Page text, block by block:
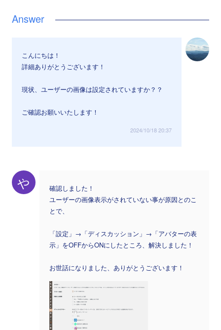
こんにちは！
詳細ありがとうございます！
現状、ユーザーの画像は設定されていますか？？
ご確認お願いいたします！
2024/10/18 20:37
や
確認しました！
ユーザーの画像表示がされていない事が原因とのこ
とで、
「設定」→「ディスカッション」→「アバターの表
示」をOFFからONにしたところ、解決しました！
お世話になりました、ありがとうございます！